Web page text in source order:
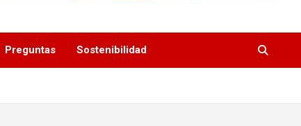
Preguntas Sostenibilidad